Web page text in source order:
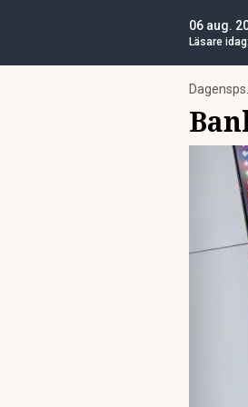
06 aug.
Läsare idag: